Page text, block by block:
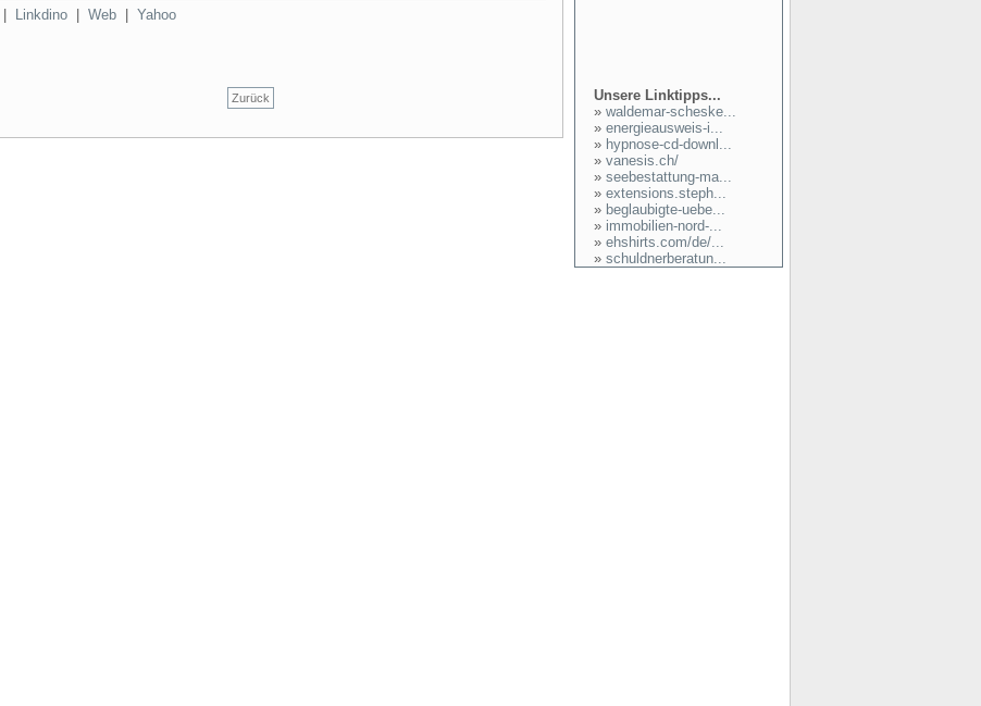
Linkdino Web Yahoo
Zurück
Unsere Linktipps...
» waldemar-scheske...
» energieausweis-i...
» hypnose-cd-downl...
» vanesis.ch/
» seebestattung-ma...
» extensions.steph...
» beglaubigte-uebe...
» immobilien-nord-...
» ehshirts.com/de/...
» schuldnerberatun...